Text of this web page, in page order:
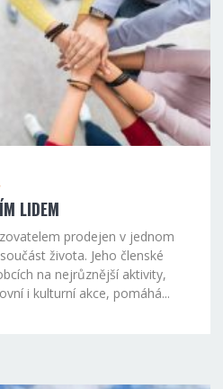
LIDEM
prodejen v jednom
života. Jeho členské
na nejrůznější aktivity,
i kulturní akce, pomáhá...